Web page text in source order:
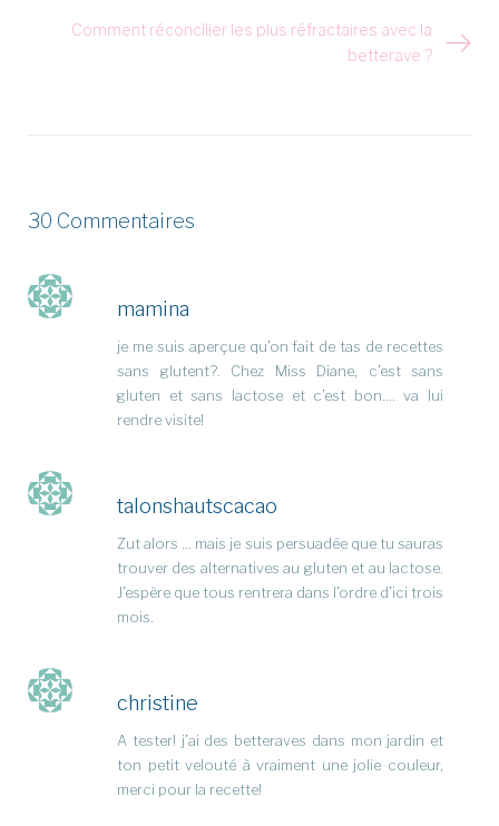
Comment réconcilier les plus réfractaires avec la
betterave ?
30 Commentaires
mamina
je me suis aperçue qu’on fait de tas de recettes
sans glutent?. Chez Miss Diane, c’est sans
gluten et sans lactose et c’est bon…. va lui
rendre visite!
talonshautscacao
Zut alors … mais je suis persuadée que tu sauras
trouver des alternatives au gluten et au lactose.
J’espère que tous rentrera dans l’ordre d’ici trois
mois.
christine
A tester! j’ai des betteraves dans mon jardin et
ton petit velouté à vraiment une jolie couleur,
merci pour la recette!